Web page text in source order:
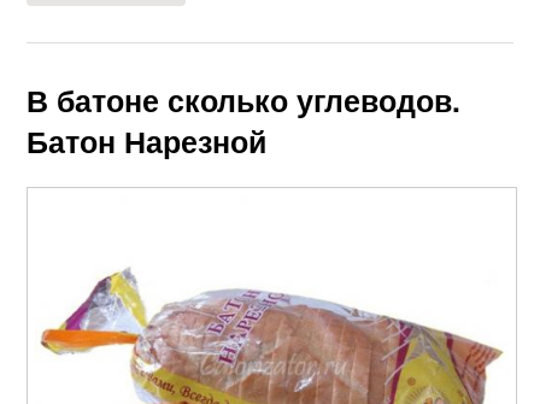
В батоне сколько углеводов.
Батон Нарезной